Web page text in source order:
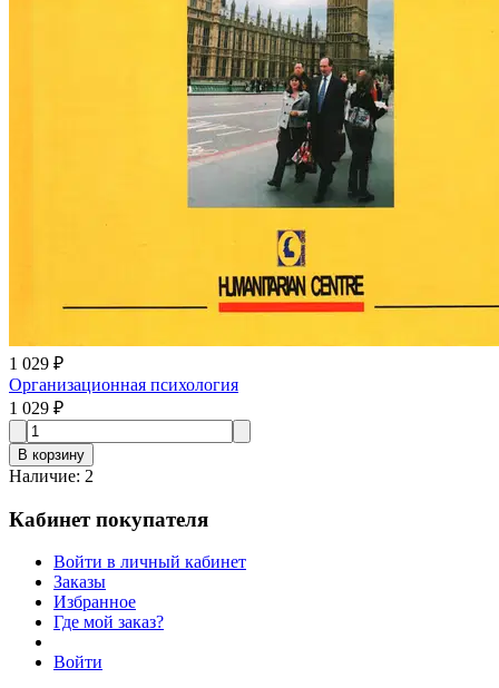
1 029 ₽
Организационная психология
1 029 ₽
В корзину
Наличие: 2
Кабинет покупателя
Войти в личный кабинет
Заказы
Избранное
Где мой заказ?
Войти